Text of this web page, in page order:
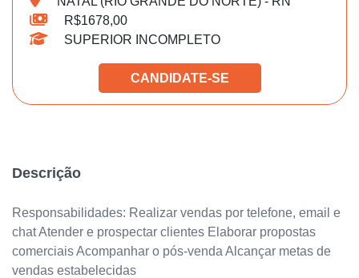
R$1678,00
SUPERIOR INCOMPLETO
CANDIDATE-SE
Descrição
Responsabilidades: Realizar vendas por telefone, email e
chat Atender e prospectar clientes Elaborar propostas
comerciais Acompanhar o pós-venda Alcançar metas de
vendas estabelecidas